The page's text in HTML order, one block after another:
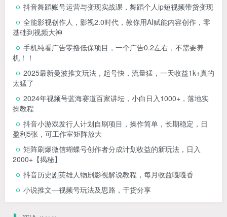
抖音舞蹈账号运营与变现实战课，舞蹈个人ip短视频带货变现
全能影视创作人，影视2.0时代，教你用AI赋能内容创作，​零
基础到视频大神
手机纯看广告零撸低保项目，一个广告0.2左右，不需要养
机！！
2025最新曼波推文玩法，起号快，流量猛，一天收益1k+真的
太猛了
2024年视频号蓝海赛道百家讲坛，小白日入1000+，落地实
操教程
抖音小游戏发行人计划自刷项目，操作简单，长期稳定，日
盈利5张，可工作室矩阵放大
矩阵刷爆微信蝴蝶号创作者分成计划收益的新玩法，日入
2000+【揭秘】
抖音历史剧英雄人物剧影视解说教程，每月收益嘎嘎香
小说推文—视频号玩法及思路，干货分享